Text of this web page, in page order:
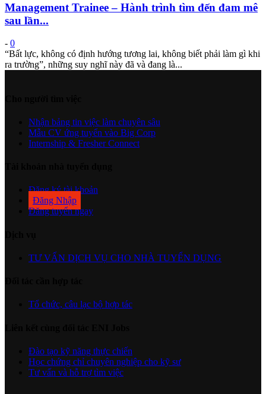
Management Trainee – Hành trình tìm đến đam mê
sau lần...
- 0
“Bất lực, không có định hướng tương lai, không biết phải làm gì khi
ra trường”, những suy nghĩ này đã và đang là...
Nhận bảng tin việc làm chuyên sâu
Mẫu CV ứng tuyển vào Big Corp
Internship & Fresher Connect
Đăng ký tài khoản
Đăng Nhập
Đăng tuyển ngay
TƯ VẤN DỊCH VỤ CHO NHÀ TUYỂN DỤNG
Tổ chức, câu lạc bộ hợp tác
Đào tạo kỹ năng thực chiến
Học chứng chỉ chuyên nghiệp cho kỹ sư
Tư vấn và hỗ trợ tìm việc